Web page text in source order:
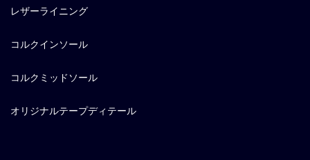
レザーライニング
コルクインソール
コルクミッドソール
オリジナルテープディテール